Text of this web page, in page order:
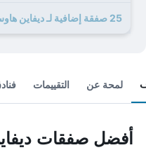
25 صفقة إضافية لـ ديفاين هاوس أوف جراكا
لمحة عن التقييمات
أفضل صفقات